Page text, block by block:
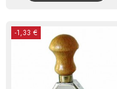
-1,33 €